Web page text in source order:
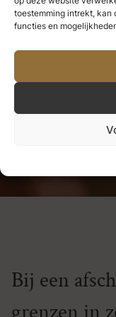
toestemming intrekt, kan
functies en
we nooit
diep
Bij een